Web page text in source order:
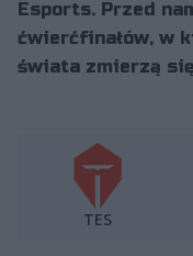
Esports. Przed
ćwierćfinałów, w
świata zmierzą
TES